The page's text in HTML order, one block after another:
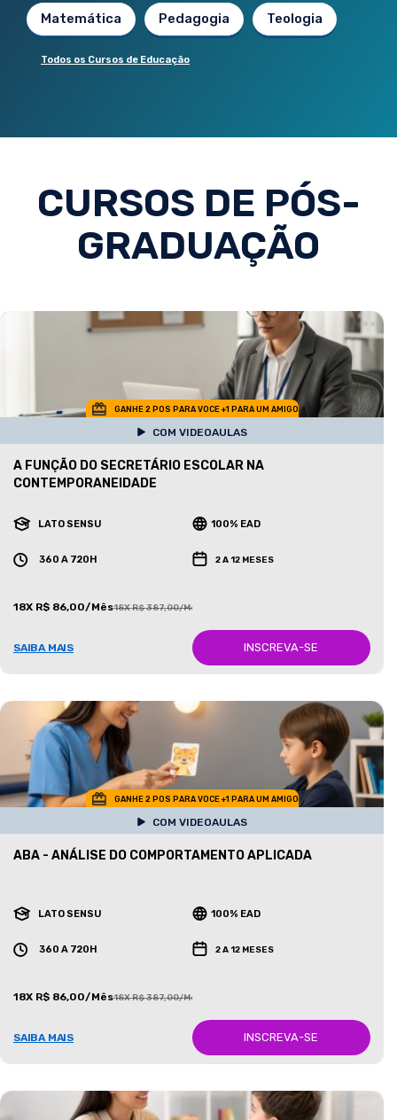
Matemática Pedagogia Teologia
Todos os Cursos de Educação
CURSOS DE PÓS-
GRADUAÇÃO
GANHE 2 POS PARA VOCE +1 PARA UM AMIGO
COM VIDEOAULAS
A FUNÇÃO DO SECRETÁRIO ESCOLAR NA
CONTEMPORANEIDADE
LATO SENSU 100% EAD
360 A 720H 2 A 12 MESES
18X R$ 86,00/Mês18X R$ 387,00/Mês
SAIBA MAIS INSCREVA-SE
GANHE 2 POS PARA VOCE +1 PARA UM AMIGO
COM VIDEOAULAS
ABA - ANÁLISE DO COMPORTAMENTO APLICADA
LATO SENSU 100% EAD
360 A 720H 2 A 12 MESES
18X R$ 86,00/Mês18X R$ 387,00/Mês
SAIBA MAIS INSCREVA-SE